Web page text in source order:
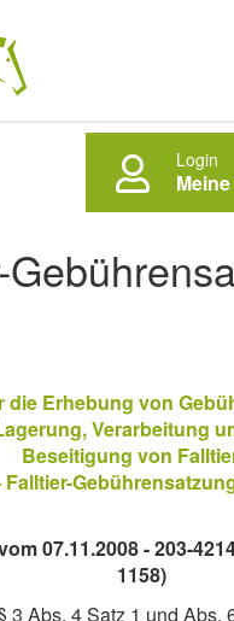
Login
die Erhebung von
Verarbeitung
Beseitigung von
Falltier-
07.11.2008 - 203-
1158)
3 Abs. 4 Satz 1 und Abs.